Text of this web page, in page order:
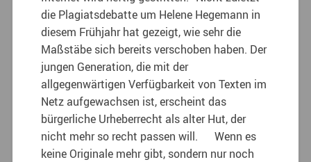
die Plagiatsdebatte um Helene Hegemann in
diesem Frühjahr hat gezeigt, wie sehr die
Maßstäbe sich bereits verschoben haben. Der
jungen Generation, die mit der
allgegenwärtigen Verfügbarkeit von Texten im
Netz aufgewachsen ist, erscheint das
bürgerliche Urheberrecht als alter Hut, der
nicht mehr so recht passen will. Wenn es
keine Originale mehr gibt, sondern nur noch